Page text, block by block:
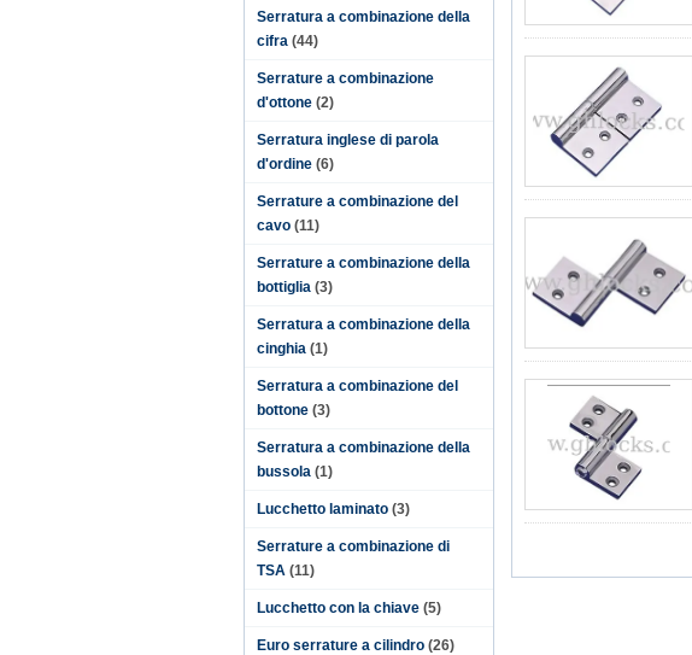
Serratura a combinazione della
cifra (44)
Serrature a combinazione
d'ottone (2)
Serratura inglese di parola
d'ordine (6)
Serrature a combinazione del
cavo (11)
Serrature a combinazione della
bottiglia (3)
Serratura a combinazione della
cinghia (1)
Serratura a combinazione del
bottone (3)
Serratura a combinazione della
bussola (1)
Lucchetto laminato (3)
Serrature a combinazione di
TSA (11)
Lucchetto con la chiave (5)
Euro serrature a cilindro (26)